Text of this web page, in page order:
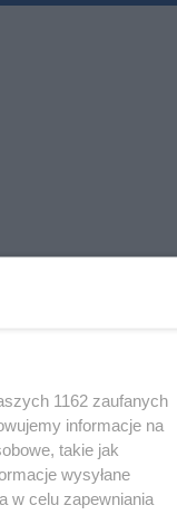
1162 zaufanych
informacje na
takie jak
wysyłane
w celu zapewniania